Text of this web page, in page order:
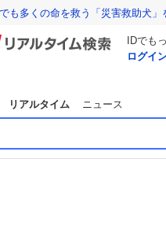
も多くの命を救う「災害救助犬」
IDでも
ログイ
リアルタイム ニュース